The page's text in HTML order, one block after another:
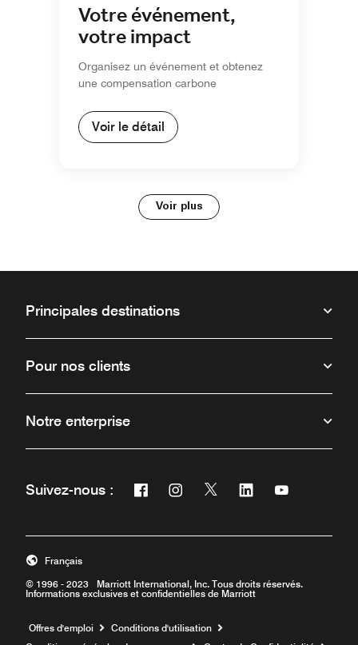
Votre événement,
votre impact
Organisez un événement et obtenez
une compensation carbone
Voir le détail
Voir plus
Principales destinations
Pour nos clients
Notre enterprise
Suivez-nous : Facebook
Ouvre une nouvelle fenêtre
Instagram
Ouvre une nouvelle fenêtre
Twitter
Ouvre une nouvelle
Linkedin
Ouvre uneOuvre une
© 1996 - 2023 Marriott International, Inc. Tous droits réservés.
Informations exclusives et confidentielles de Marriott
Français
Offres d'emploi Ouvre une nouvelle fenêtre
Conditions d'utilisation